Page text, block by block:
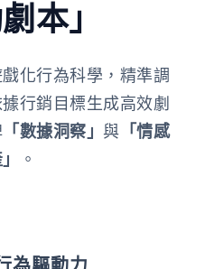
本」
化行為科學，精準調
行銷目標生成高效劇
「數據洞察」 與 「情感
。